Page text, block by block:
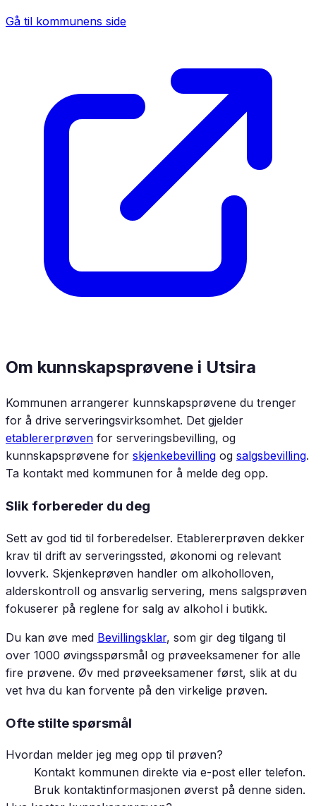
Gå til kommunens side
Om kunnskapsprøvene i Utsira
Kommunen arrangerer kunnskapsprøvene du trenger
for å drive serveringsvirksomhet. Det gjelder
etablererprøven for serveringsbevilling, og
kunnskapsprøvene for skjenkebevilling og salgsbevilling.
Ta kontakt med kommunen for å melde deg opp.
Slik forbereder du deg
Sett av god tid til forberedelser. Etablererprøven dekker
krav til drift av serveringssted, økonomi og relevant
lovverk. Skjenkeprøven handler om alkoholloven,
alderskontroll og ansvarlig servering, mens salgsprøven
fokuserer på reglene for salg av alkohol i butikk.
Du kan øve med Bevillingsklar, som gir deg tilgang til
over 1000 øvingsspørsmål og prøveeksamener for alle
fire prøvene. Øv med prøveeksamener først, slik at du
vet hva du kan forvente på den virkelige prøven.
Ofte stilte spørsmål
Hvordan melder jeg meg opp til prøven?
Kontakt kommunen direkte via e-post eller telefon.
Bruk kontaktinformasjonen øverst på denne siden.